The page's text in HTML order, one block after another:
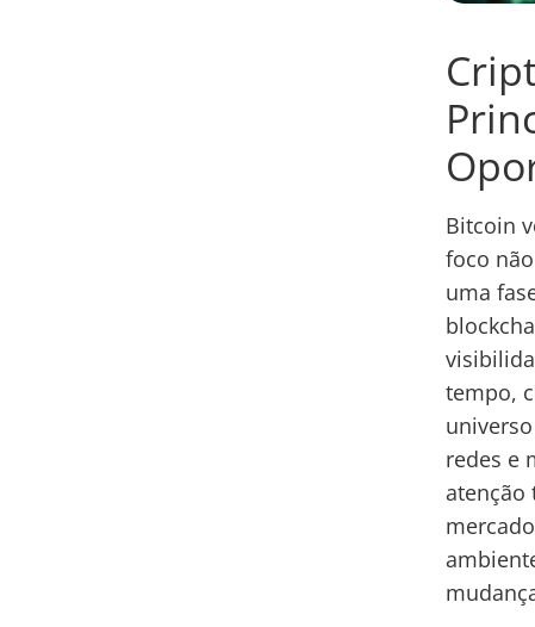
Bitcoin
foco
uma
tempo,
redes e
atenção